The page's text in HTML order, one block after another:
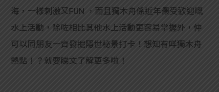
海，一樣刺激又FUN ，而且獨木舟係近年最受歡迎嘅
水上活動，除咗相比其他水上活動更容易掌握外，仲
可以同朋友一齊發掘隱世秘景打卡！想知有咩獨木舟
熱點！？就要睇文了解更多啦！